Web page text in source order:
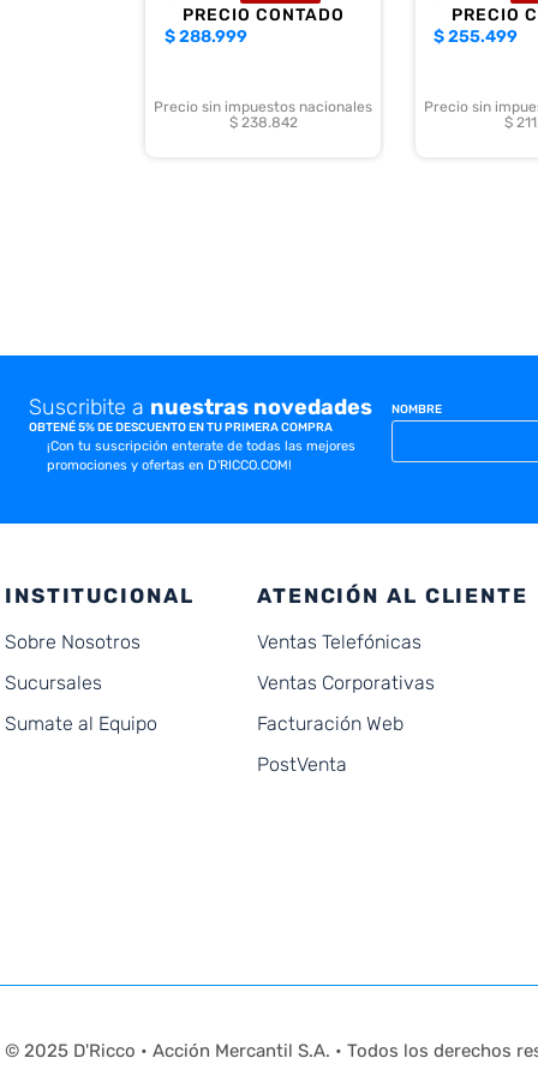
Con su diseño minimalista y funcional, el
PRECIO CONTADO
$288.999
Precio sin impuestos nacionales
$ 238.842
PRECIO
$255.499
Precio sin
$
Suscribite a nuestras novedades
OBTENÉ 5% DE DESCUENTO EN TU PRIMERA COMPRA
¡Con tu suscripción enterate de todas las mejores
promociones y ofertas en D'RICCO.COM!
NOMBRE
INSTITUCIONAL
Sobre Nosotros
Sucursales
Sumate al Equipo
ATENCIÓN AL CLIENTE
Ventas Telefónicas
Ventas Corporativas
Facturación Web
PostVenta
© 2025 D'Ricco • Acción Mercantil S.A. • Todos los derechos